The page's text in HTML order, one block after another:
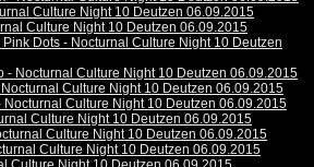
Culture Night 10 Deutzen 06.09.2015
Culture Night 10 Deutzen 06.09.2015
Dots - Nocturnal Culture Night 10 Deutzen
- Nocturnal Culture Night 10 Deutzen 06.09.2015
Culture Night 10 Deutzen 06.09.2015
Nocturnal Culture Night 10 Deutzen 06.09.2015
Culture Night 10 Deutzen 06.09.2015
Culture Night 10 Deutzen 06.09.2015
Culture Night 10 Deutzen 06.09.2015